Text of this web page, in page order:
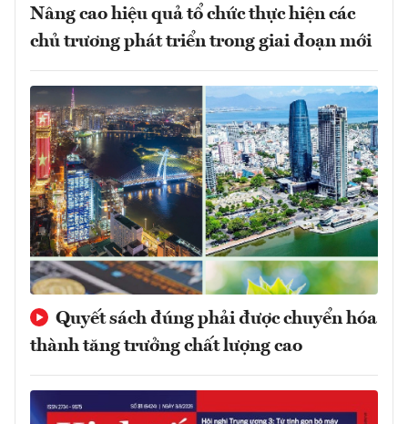
Nâng cao hiệu quả tổ chức thực hiện các
chủ trương phát triển trong giai đoạn mới
Quyết sách đúng phải được chuyển hóa
thành tăng trưởng chất lượng cao